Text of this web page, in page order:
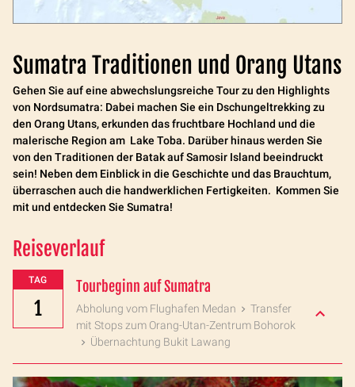
Sumatra Traditionen und Orang Utans
Gehen Sie auf eine abwechslungsreiche Tour zu den Highlights
von Nordsumatra: Dabei machen Sie ein Dschungeltrekking zu
den Orang Utans, erkunden das fruchtbare Hochland und die
malerische Region am Lake Toba. Darüber hinaus werden Sie
von den Traditionen der Batak auf Samosir Island beeindruckt
sein! Neben dem Einblick in die Geschichte und das Brauchtum,
überraschen auch die handwerklichen Fertigkeiten. Kommen Sie
mit und entdecken Sie Sumatra!
Reiseverlauf
TAG
1
Tourbeginn auf Sumatra
Abholung vom Flughafen Medan
Transfer
mit Stops zum Orang-Utan-Zentrum Bohorok
Übernachtung Bukit Lawang